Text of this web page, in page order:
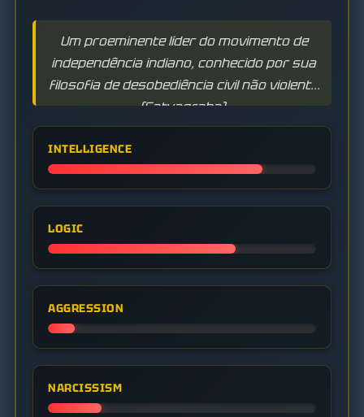
Um proeminente líder do movimento de
independência indiano, conhecido por sua
filosofia de desobediência civil não violenta
(Satyagraha).
INTELLIGENCE
LOGIC
AGGRESSION
NARCISSISM